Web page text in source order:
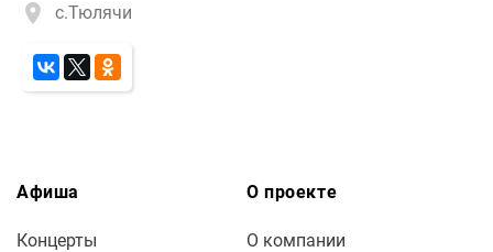
с.Тюлячи
Афиша
Концерты
О проекте
О компании